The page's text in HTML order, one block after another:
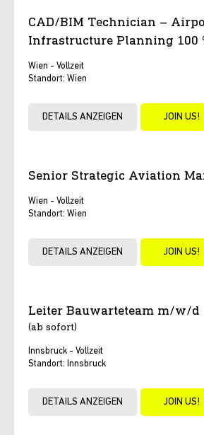
CAD/BIM Technician –
Infrastructure Planning 100
Wien - Vollzeit
Standort: Wien
DETAILS ANZEIGEN JOIN US!
Senior Strategic Aviation
Wien - Vollzeit
Standort: Wien
DETAILS ANZEIGEN JOIN US!
Leiter Bauwarteteam m/w/d
(ab sofort)
Innsbruck - Vollzeit
Standort: Innsbruck
DETAILS ANZEIGEN JOIN US!